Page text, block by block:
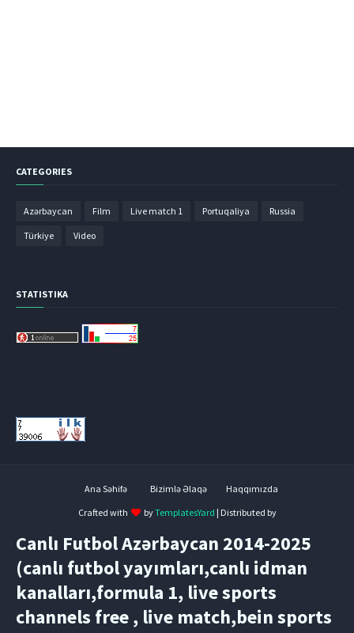
CATEGORIES
Azərbaycan Film Live match 1 Portuqaliya Russia
Türkiye Video
STATISTIKA
Ana Səhifə Bizimlə Əlaqə
Haqqımızda
Crafted with
byTemplatesYard | Distributed by
Canlı Futbol Azərbaycan 2014-2025
(canlı futbol yayımları,canlı idman
kanalları,formula 1, live sports
channels free , live match,bein sports